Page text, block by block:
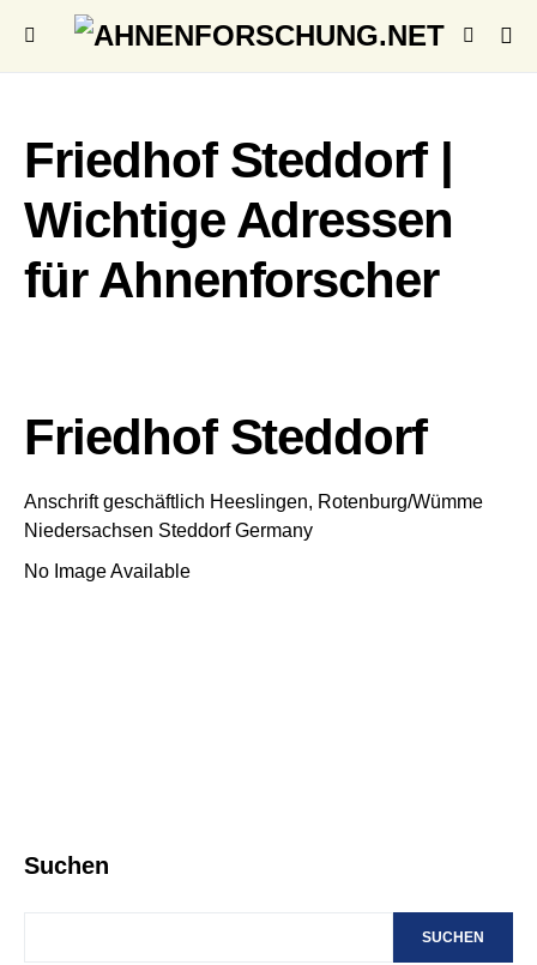
Friedhof Steddorf |
Wichtige Adressen
für Ahnenforscher
Friedhof Steddorf
Anschrift geschäftlich Heeslingen, Rotenburg/Wümme
Niedersachsen Steddorf Germany
No Image Available
Suchen
SUCHEN